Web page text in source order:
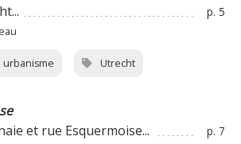
p. 5
urbanisme Utrecht
et rue Esquermoise...
p. 7